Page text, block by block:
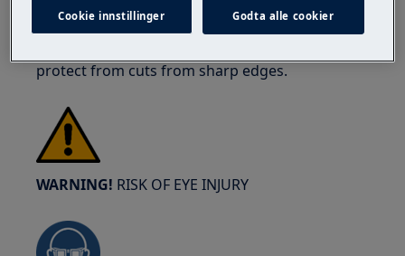
heavy appliances it's safest for two persons to
move it. Always use safety gloves and safety
protect from cuts from sharp edges.
WARNING! RISK OF EYE INJURY
Cookie innstillinger Godta alle cookier